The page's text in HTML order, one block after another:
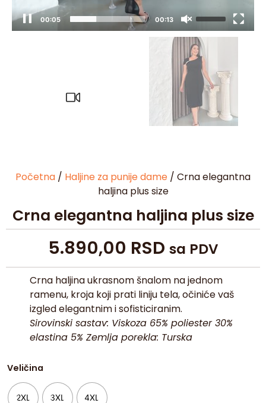
00:05 00:13
Početna / Haljine za punije dame / Crna elegantna
haljina plus size
Crna elegantna haljina plus size
5.890,00 RSD sa PDV
Crna haljina ukrasnom šnalom na jednom
ramenu, kroja koji prati liniju tela, očiniće vaš
izgled elegantnim i sofisticiranim.
Sirovinski sastav: Viskoza 65% poliester 30%
elastina 5% Zemlja porekla: Turska
Veličina
2XL 3XL 4XL